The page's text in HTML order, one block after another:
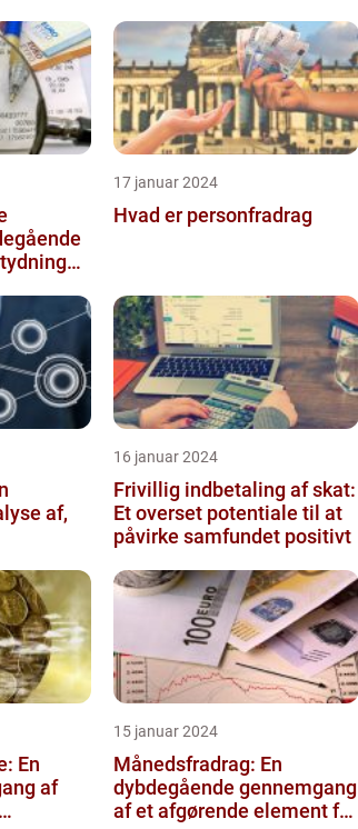
17 januar 2024
Hvad er personfradrag
af,
16 januar 2024
Frivillig indbetaling af skat:
Et overset potentiale til at
påvirke samfundet positivt
En
af
15 januar 2024
Månedsfradrag: En
dybdegående gennemgang
af et afgørende element for